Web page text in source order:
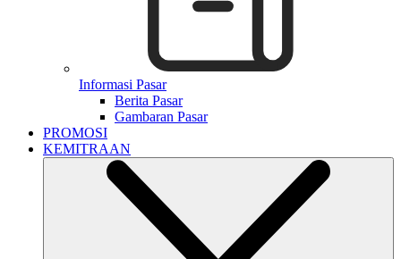
Informasi Pasar
Berita Pasar
Gambaran Pasar
PROMOSI
KEMITRAAN